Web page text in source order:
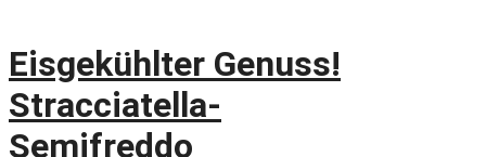
Eisgekühlter Genuss!
Stracciatella-
Semifreddo